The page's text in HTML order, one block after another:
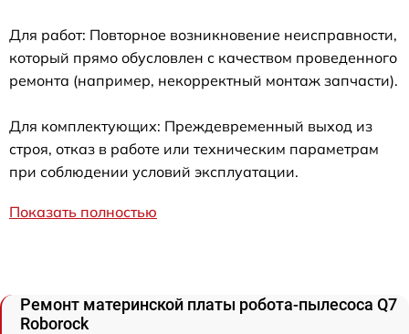
Для работ: Повторное возникновение неисправности,
который прямо обусловлен с качеством проведенного
ремонта (например, некорректный монтаж запчасти).
Для комплектующих: Преждевременный выход из
строя, отказ в работе или техническим параметрам
при соблюдении условий эксплуатации.
Показать полностью
Ремонт материнской платы робота-пылесоса Q7
Roborock